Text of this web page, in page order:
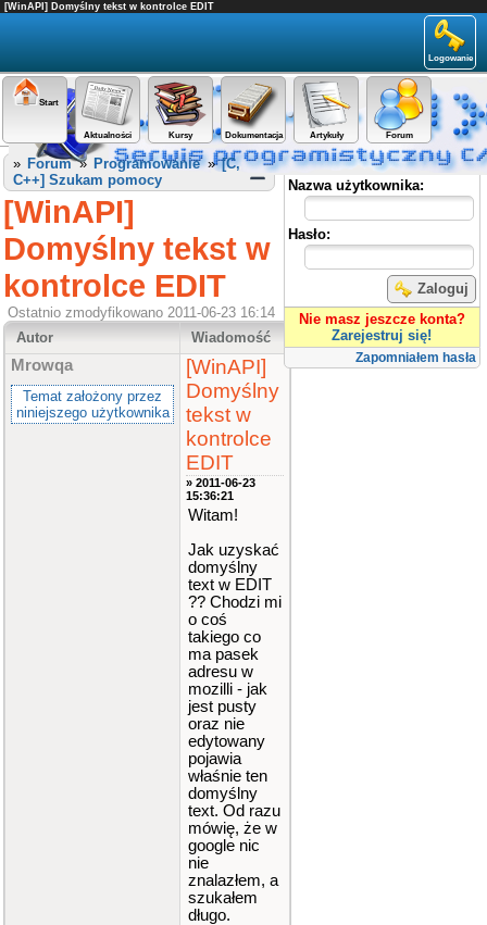
[WinAPI] Domyślny tekst w kontrolce EDIT
Logowanie
Start
Aktualności Kursy Dokumentacja Artykuły Forum
Panel użytkownika
Nazwa użytkownika:
Hasło:
Zaloguj
Nie masz jeszcze konta?
Zarejestruj się!
Zapomniałem hasła
» Forum» Programowanie»[C,
C++] Szukam pomocy
[WinAPI]
Domyślny tekst w
kontrolce EDIT
Ostatnio zmodyfikowano 2011-06-23 16:14
Autor
Wiadomość
Mrowqa
Temat założony przez
niniejszego użytkownika
[WinAPI]
Domyślny
tekst w
kontrolce
EDIT
» 2011-06-23
15:36:21
Witam!
Jak uzyskać
domyślny
text w EDIT
?? Chodzi mi
o coś
takiego co
ma pasek
adresu w
mozilli - jak
jest pusty
oraz nie
edytowany
pojawia
właśnie ten
domyślny
text. Od razu
mówię, że w
google nic
nie
znalazłem, a
szukałem
długo.